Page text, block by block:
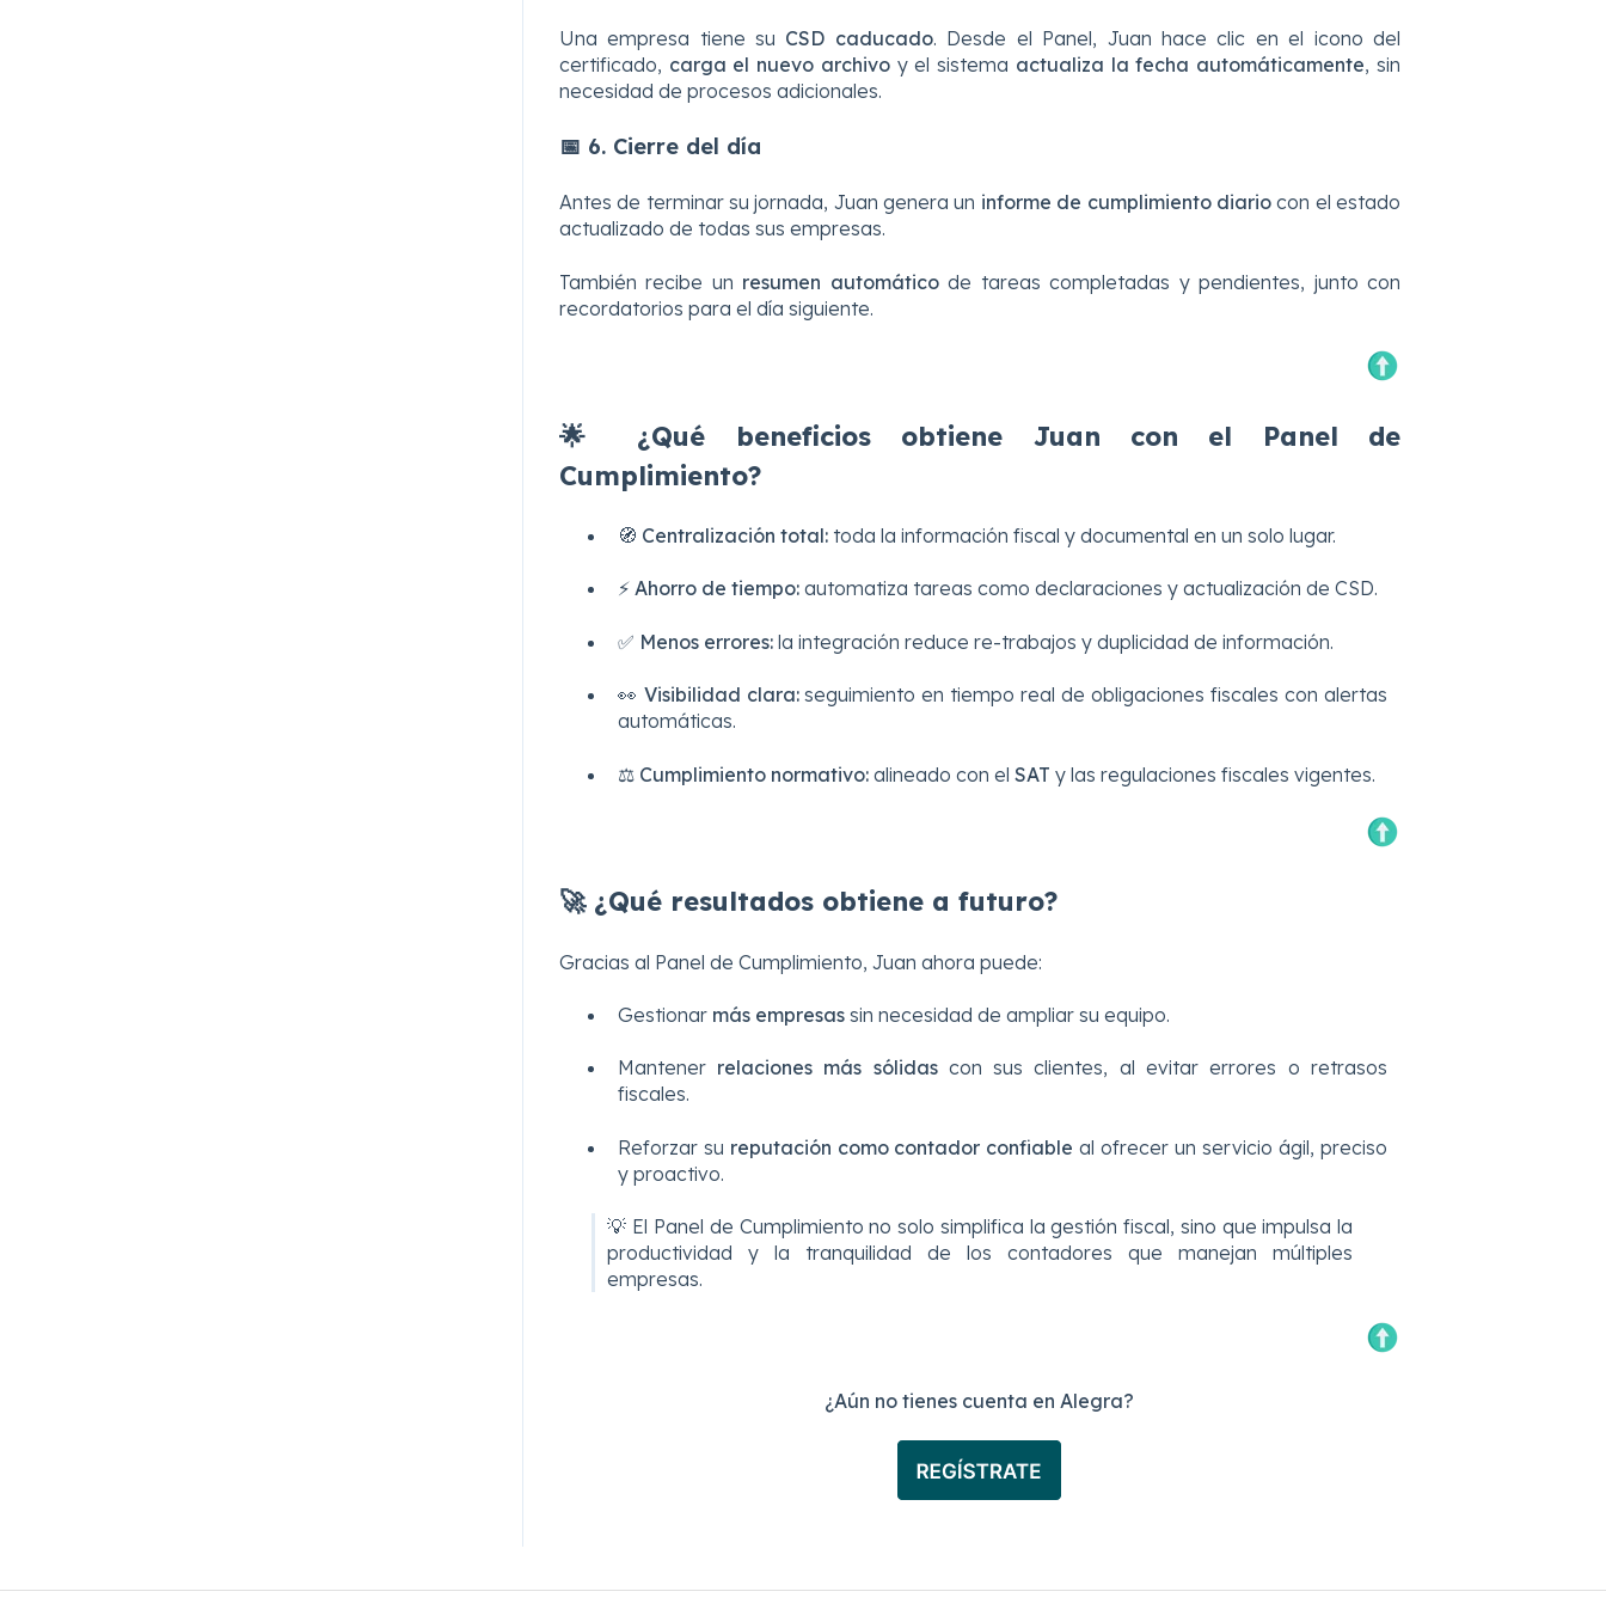
Una empresa tiene su CSD caducado. Desde el Panel, Juan hace clic en el icono del
certificado, carga el nuevo archivoy el sistema actualiza la fecha automáticamente, sin
necesidad de procesos adicionales.
📅 6. Cierre del día
Antes de terminar su jornada, Juan genera un informe de cumplimiento diariocon el estado
actualizado de todas sus empresas.
También recibe un resumen automáticode tareas completadas y pendientes, junto con
recordatorios para el día siguiente.
🌟 ¿Qué beneficios obtiene Juan con el Panel de
Cumplimiento?
🧭 Centralización total:toda la información fiscal y documental en un solo lugar.
⚡ Ahorro de tiempo:automatiza tareas como declaraciones y actualización de CSD.
✅ Menos errores:la integración reduce re-trabajos y duplicidad de información.
👀 Visibilidad clara:seguimiento en tiempo real de obligaciones fiscales con alertas
automáticas.
⚖️ Cumplimiento normativo:alineado con el SAT y las regulaciones fiscales vigentes.
🚀 ¿Qué resultados obtiene a futuro?
Gracias al Panel de Cumplimiento, Juan ahora puede:
Gestionar más empresassin necesidad de ampliar su equipo.
Mantener relaciones más sólidascon sus clientes, al evitar errores o retrasos
fiscales.
Reforzar su reputación como contador confiable al ofrecer un servicio ágil, preciso
y proactivo.
💡 El Panel de Cumplimiento no solo simplifica la gestión fiscal, sino que impulsa la
productividad y la tranquilidad de los contadores que manejan múltiples
empresas.
¿Aún no tienes cuenta en Alegra?